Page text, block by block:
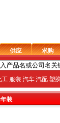
供应 求购
工 服装 汽车 汽配 塑
装